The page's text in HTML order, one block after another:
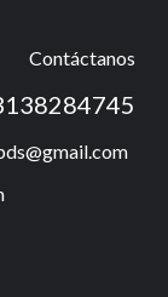
Contáctanos